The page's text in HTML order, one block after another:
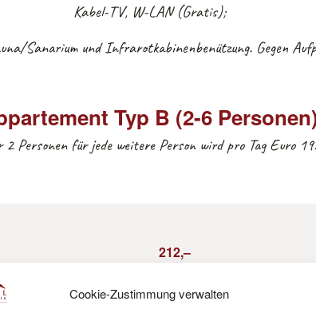
Cookie-Zustimmung verwalten
Kabel-TV, W-LAN (Gratis);
Sanarium und Infrarotkabinenbenützung. Gegen
Typ B (2-6
2 Personen für jede weitere Person wird pro Tag Euro
212,–